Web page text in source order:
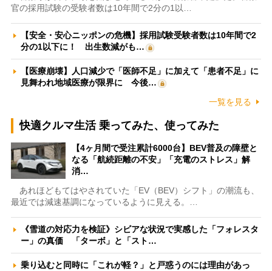
官の採用試験の受験者数は10年間で2分の1以…
【安全・安心ニッポンの危機】採用試験受験者数は10年間で2
分の1以下に！ 出生数減がも…
【医療崩壊】人口減少で「医師不足」に加えて「患者不足」に
見舞われ地域医療が限界に 今後…
一覧を見る
快適クルマ生活 乗ってみた、使ってみた
【4ヶ月間で受注累計6000台】BEV普及の障壁と
なる「航続距離の不安」「充電のストレス」解
消…
あれほどもてはやされていた「EV（BEV）シフト」の潮流も、
最近では減速基調になっているように見える。…
《雪道の対応力を検証》シビアな状況で実感した「フォレスタ
ー」の真価 「ターボ」と「スト…
乗り込むと同時に「これが軽？」と戸惑うのには理由があっ